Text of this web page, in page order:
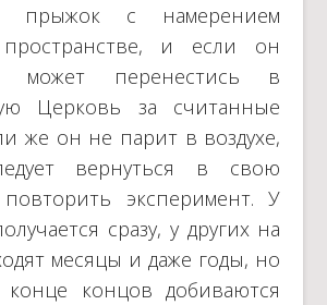
прыжок с намерением
и если он
может перенестись в
Церковь за считанные
же он не парит в воздухе,
вернуться в свою
эксперимент. У
сразу, у других на
месяцы и даже годы, но
концов добиваются